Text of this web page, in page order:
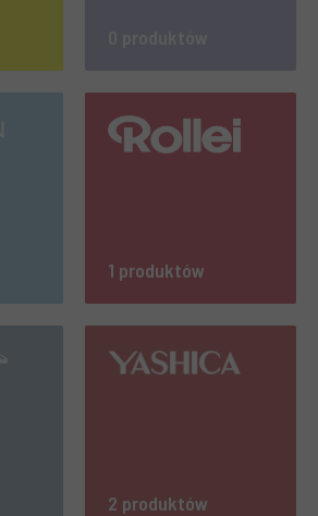
1 produktów
2 produktów